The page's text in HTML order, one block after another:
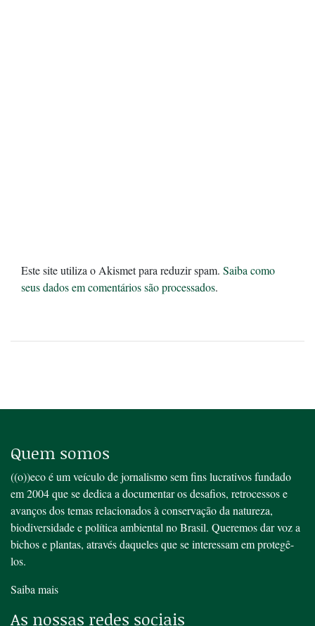
Este site utiliza o Akismet para reduzir spam. Saiba como
seus dados em comentários são processados.
Quem somos
((o))eco é um veículo de jornalismo sem fins lucrativos fundado
em 2004 que se dedica a documentar os desafios, retrocessos e
avanços dos temas relacionados à conservação da natureza,
biodiversidade e política ambiental no Brasil. Queremos dar voz a
bichos e plantas, através daqueles que se interessam em protegê-
los.
Saiba mais
As nossas redes sociais